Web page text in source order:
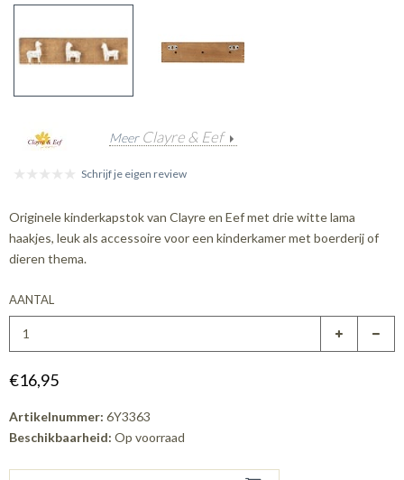
Meer Clayre & Eef
Schrijf je eigen review
Originele kinderkapstok van Clayre en Eef met drie witte lama
haakjes, leuk als accessoire voor een kinderkamer met boerderij of
dieren thema.
AANTAL
€16,95
Artikelnummer: 6Y3363
Beschikbaarheid: Op voorraad